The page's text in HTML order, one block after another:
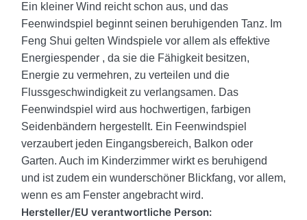
Ein kleiner Wind reicht schon aus, und das
Feenwindspiel beginnt seinen beruhigenden Tanz. Im
Feng Shui gelten Windspiele vor allem als effektive
Energiespender , da sie die Fähigkeit besitzen,
Energie zu vermehren, zu verteilen und die
Flussgeschwindigkeit zu verlangsamen. Das
Feenwindspiel wird aus hochwertigen, farbigen
Seidenbändern hergestellt. Ein Feenwindspiel
verzaubert jeden Eingangsbereich, Balkon oder
Garten. Auch im Kinderzimmer wirkt es beruhigend
und ist zudem ein wunderschöner Blickfang, vor allem,
wenn es am Fenster angebracht wird.
Hersteller/EU verantwortliche Person: